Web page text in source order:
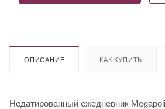
ОПИСАНИЕ КАК КУПИТЬ
Недатированный ежедневник